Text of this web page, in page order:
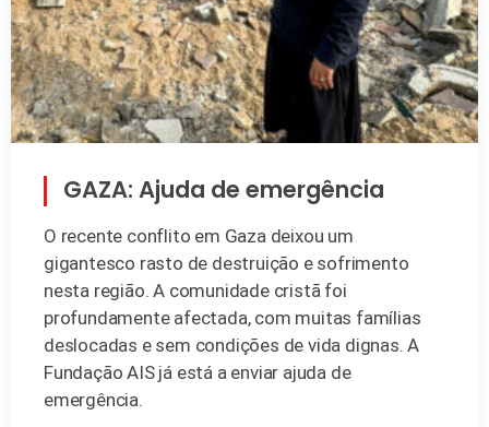
GAZA: Ajuda de emergência
O recente conflito em Gaza deixou um
gigantesco rasto de destruição e sofrimento
nesta região. A comunidade cristã foi
profundamente afectada, com muitas famílias
deslocadas e sem condições de vida dignas. A
Fundação AIS já está a enviar ajuda de
emergência.